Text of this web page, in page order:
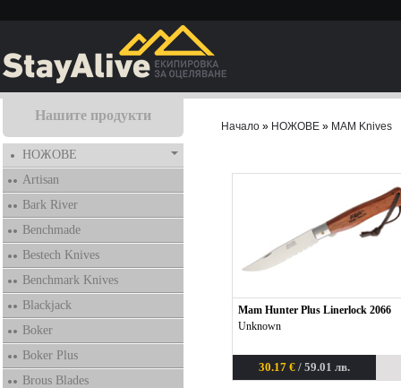
Нашите продукти
НОЖОВЕ
Artisan
Bark River
Benchmade
Bestech Knives
Benchmark Knives
Blackjack
Boker
Boker Plus
Brous Blades
Начало» НОЖОВЕ» MAM Knives
Mam Hunter Plus Linerlock 2066
Unknown
30.17 € / 59.01 лв.